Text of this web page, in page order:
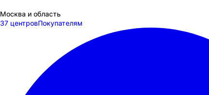
Москва и область
37 центровПокупателям